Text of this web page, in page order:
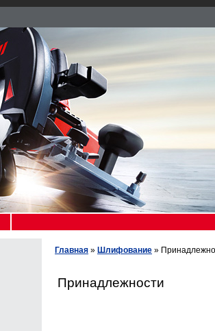
Главная » Шлифование »
Принадлежности